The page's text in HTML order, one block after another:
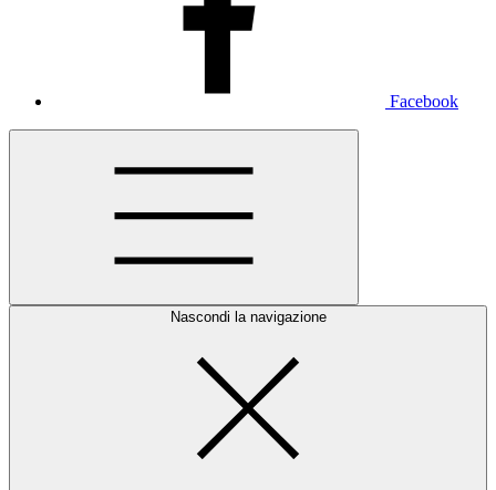
Facebook
Nascondi la navigazione